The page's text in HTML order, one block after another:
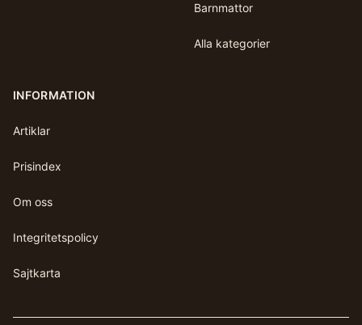
Barnmattor
Alla kategorier
INFORMATION
Artiklar
Prisindex
Om oss
Integritetspolicy
Sajtkarta